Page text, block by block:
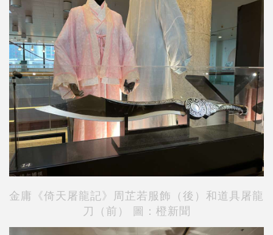
金庸《倚天屠龍記》周芷若服飾（後）和道具屠龍
刀（前） 圖：橙新聞